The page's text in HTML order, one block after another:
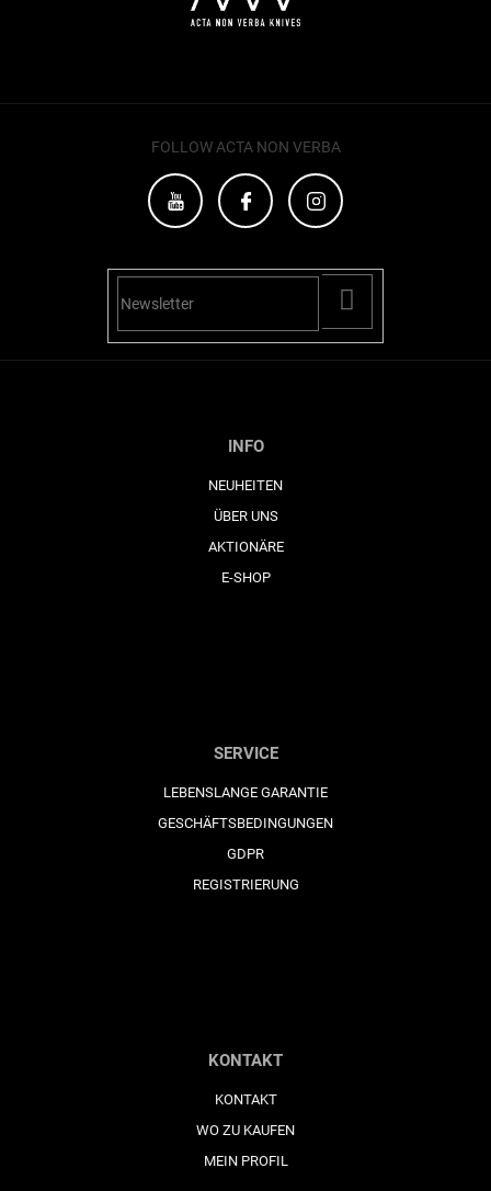
FOLLOW ACTA NON VERBA
SE
INFO
NEUHEITEN
ÜBER UNS
AKTIONÄRE
E-SHOP
SERVICE
LEBENSLANGE GARANTIE
GESCHÄFTSBEDINGUNGEN
GDPR
REGISTRIERUNG
KONTAKT
KONTAKT
WO ZU KAUFEN
MEIN PROFIL